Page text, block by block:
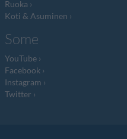
Ruoka
Koti & Asuminen
Some
YouTube
Facebook
Instagram
Twitter